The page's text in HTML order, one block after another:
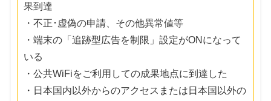
果到達
・不正･虚偽の申請、その他異常値等
・端末の「追跡型広告を制限」設定がONになって
いる
・公共WiFiをご利用しての成果地点に到達した
・日本国内以外からのアクセスまたは日本国以外の